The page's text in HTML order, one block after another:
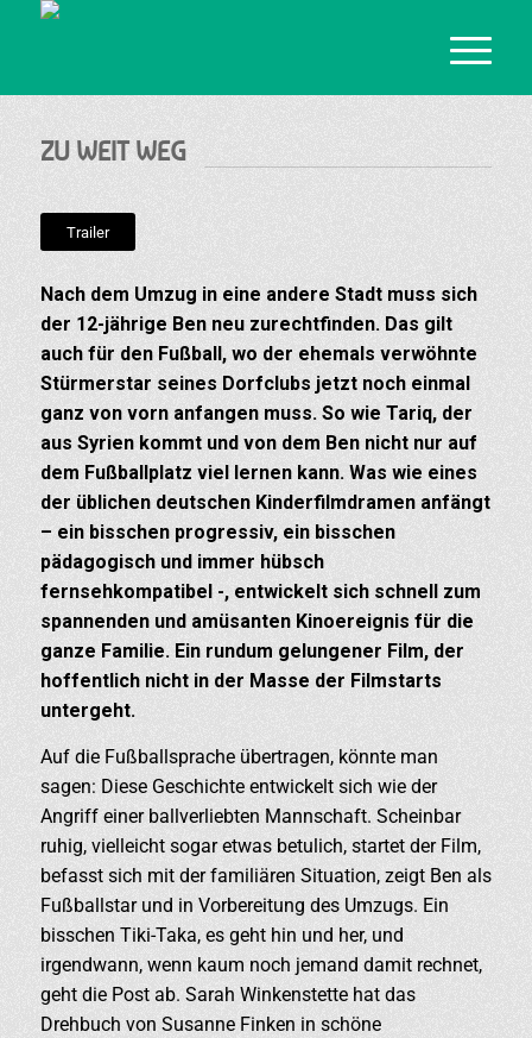
ZU WEIT WEG
Trailer
Nach dem Umzug in eine andere Stadt muss sich
der 12-jährige Ben neu zurechtfinden. Das gilt
auch für den Fußball, wo der ehemals verwöhnte
Stürmerstar seines Dorfclubs jetzt noch einmal
ganz von vorn anfangen muss. So wie Tariq, der
aus Syrien kommt und von dem Ben nicht nur auf
dem Fußballplatz viel lernen kann. Was wie eines
der üblichen deutschen Kinderfilmdramen anfängt
– ein bisschen progressiv, ein bisschen
pädagogisch und immer hübsch
fernsehkompatibel -, entwickelt sich schnell zum
spannenden und amüsanten Kinoereignis für die
ganze Familie. Ein rundum gelungener Film, der
hoffentlich nicht in der Masse der Filmstarts
untergeht.
Auf die Fußballsprache übertragen, könnte man
sagen: Diese Geschichte entwickelt sich wie der
Angriff einer ballverliebten Mannschaft. Scheinbar
ruhig, vielleicht sogar etwas betulich, startet der Film,
befasst sich mit der familiären Situation, zeigt Ben als
Fußballstar und in Vorbereitung des Umzugs. Ein
bisschen Tiki-Taka, es geht hin und her, und
irgendwann, wenn kaum noch jemand damit rechnet,
geht die Post ab. Sarah Winkenstette hat das
Drehbuch von Susanne Finken in schöne